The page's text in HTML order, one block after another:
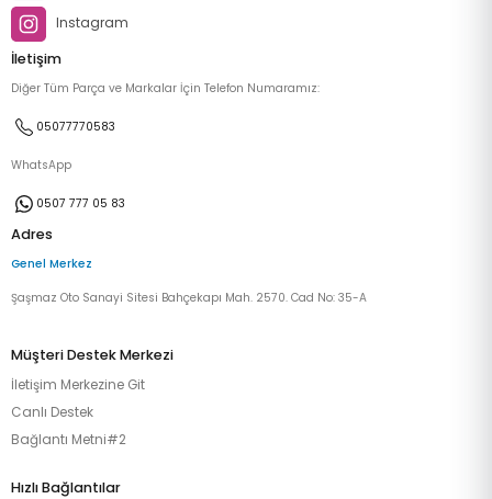
Instagram
İletişim
Diğer Tüm Parça ve Markalar İçin Telefon Numaramız:
05077770583
WhatsApp
0507 777 05 83
Adres
Genel Merkez
Şaşmaz Oto Sanayi Sitesi Bahçekapı Mah. 2570. Cad No: 35-A
Müşteri Destek Merkezi
İletişim Merkezine Git
Canlı Destek
Bağlantı Metni#2
Hızlı Bağlantılar